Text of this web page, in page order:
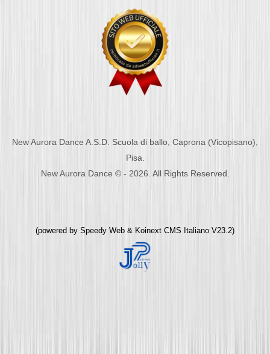
New Aurora Dance A.S.D. Scuola di ballo, Caprona (Vicopisano),
Pisa.
New Aurora Dance © - 2026. All Rights Reserved.
(powered by Speedy Web & Koinext CMS Italiano V23.2)